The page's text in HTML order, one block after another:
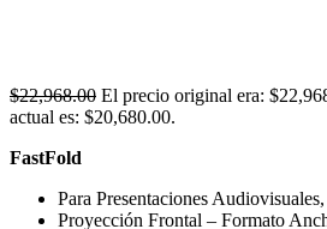
$22,968.00 El precio original era:
actual es: $20,680.00.
FastFold
Para Presentaciones
Proyección Frontal – Formato